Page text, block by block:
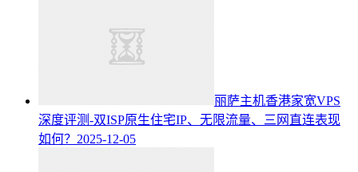
丽萨主机香港家宽VPS
深度评测-双ISP原生住宅IP、无限流量、三网直连表现
如何？ 2025-12-05